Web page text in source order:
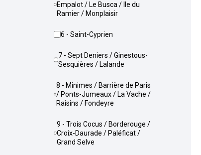
Empalot / Le Busca / Ile du
Ramier / Monplaisir
6 - Saint-Cyprien
7 - Sept Deniers / Ginestous-
Sesquières / Lalande
8 - Minimes / Barrière de Paris
/ Ponts-Jumeaux / La Vache /
Raisins / Fondeyre
9 - Trois Cocus / Borderouge /
Croix-Daurade / Paléficat /
Grand Selve